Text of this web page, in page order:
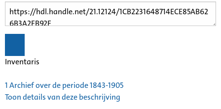
Inventaris
1Archief over de periode 1843-1905
Toon details van deze beschrijving